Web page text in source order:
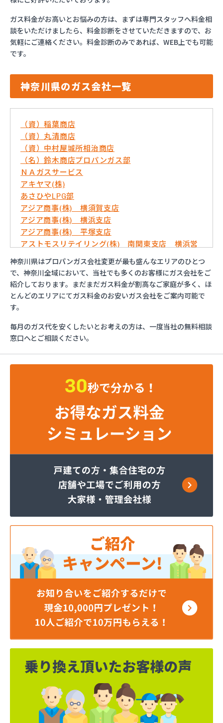
ガス料金がお高いとお悩みの方は、まずは専門スタッフへ料金相
談をいただけましたら、料金診断をさせていただきますので、お
気軽にご連絡ください。料金診断のみであれば、WEB上でも可能
です。
神奈川県のガス会社一覧
（資）稲葉商店
（資）丸清商店
（資）中村屋城所相治商店
（名）鈴木商店プロパンガス部
ＮＡガスサービス
アキヤマ(株)
あさひやLPG部
アジア商事(株) 横須賀支店
アジア商事(株) 横浜支店
アジア商事(株) 平塚支店
アストモスリテイリング(株) 南関東支店 横浜営
いずみ屋商店
イワタニ首都圏(株) 横須賀営業所
イワタニ首都圏(株) 横浜支店
グッドライフサーラ関東(株) 横須賀営業所
グッドライフサーラ関東(株) 神奈川支店 戸塚営
業所
グッドライフサーラ関東(株) 神奈川支店 青葉営
くみあい商事(株)
セントラル石油瓦斯(株) 横須賀支店
トモプロ(株) 横浜営業所
ニイミ石油ガス
ひょっとこや(有)ノムラ
ファーストガスシステム(株)
ミツワプロパンガス協同組合
ミライフ(株) 神奈川支店 相模原オフィス
ミライフ(株) 神奈川支店藤沢オフィス
ヤベライフパートナー(株)
レモンガス(株)
芦垣商店
伊藤商事(株)
井上秀商事(有)
臼井商店
臼井燃料店
遠藤商店
横須賀ガス(有)
横浜ゼネラルプロパンガス協同組合
横浜瓦斯協同組合
横浜市ＬＰガス災害対策事業協同組合
横浜南ガス協同組合
神奈川県はプロパンガス会社変更が最も盛んなエリアのひとつ
で、神奈川全域において、当社でも多くのお客様にガス会社をご
紹介しております。まだまだガス料金が割高なご家庭が多く、ほ
とんどのエリアにてガス料金のお安いガス会社をご案内可能で
す。
毎月のガス代を安くしたいとお考えの方は、一度当社の無料相談
窓口へとご相談ください。